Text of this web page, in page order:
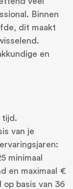
Binnen
dit maakt
en
tijd.
van je
minimaal
en maximaal €
op basis van 36